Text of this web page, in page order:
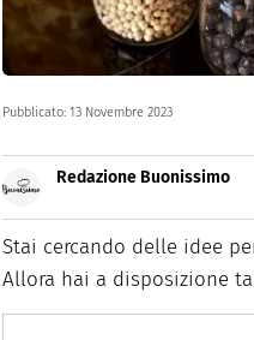
Pubblicato: 13 Novembre 2023
Redazione Buonissimo
Buonissimo è il
facili e spiegate passo
Stai cercando delle idee
Allora hai a disposizione